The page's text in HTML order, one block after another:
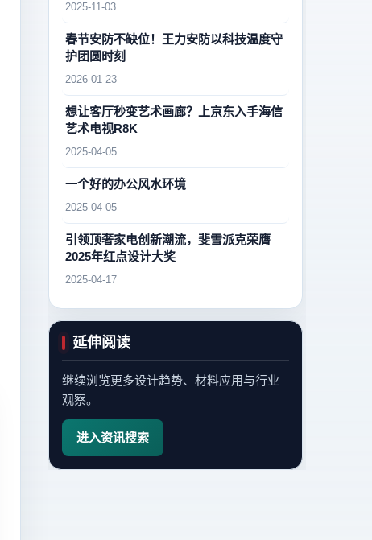
2025-11-03
春节安防不缺位！王力安防以科技温度守
护团圆时刻
2026-01-23
想让客厅秒变艺术画廊？上京东入手海信
艺术电视R8K
2025-04-05
一个好的办公风水环境
2025-04-05
引领顶奢家电创新潮流，斐雪派克荣膺
2025年红点设计大奖
2025-04-17
延伸阅读
继续浏览更多设计趋势、材料应用与行业
观察。
进入资讯搜索